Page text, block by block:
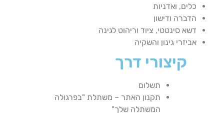
כלים, ואדניות
הדברה ודישון
דשא סינטטי, ציוד וריהוט לגינה
אביזרי גינון והשקיה
קיצורי דרך
תשלום
תקנון האתר – משתלת "בפרגולה
המשתלה שלך"